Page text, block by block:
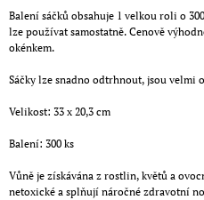
Balení sáčků obsahuje 1 velkou roli o
lze používat samostatně. Cenově
okénkem.
Sáčky lze snadno odtrhnout, jsou velmi
Velikost: 33 x 20,3 cm
Balení: 300 ks
Vůně je získávána z rostlin, květů a
netoxické a splňují náročné zdravotní